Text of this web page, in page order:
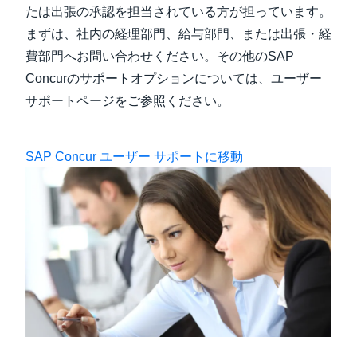
たは出張の承認を担当されている方が担っています。
まずは、社内の経理部門、給与部門、または出張・経
費部門へお問い合わせください。その他のSAP
Concurのサポートオプションについては、ユーザー
サポートページをご参照ください。
SAP Concur ユーザー サポートに移動